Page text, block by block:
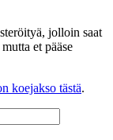
jolloin saat
et pääse
koejakso tästä.